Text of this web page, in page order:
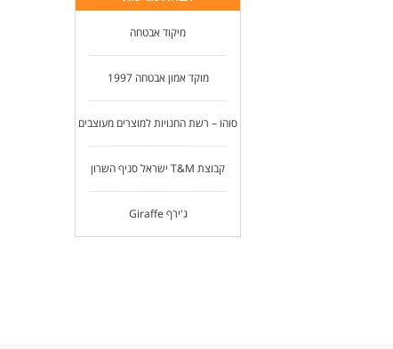
מיקוד אבטחה
מוקד אמון אבטחה 1997
סוהו – רשת החנויות למוצרים מעוצבים
קבוצת T&M ישראל סניף השרון
ג'ירף Giraffe